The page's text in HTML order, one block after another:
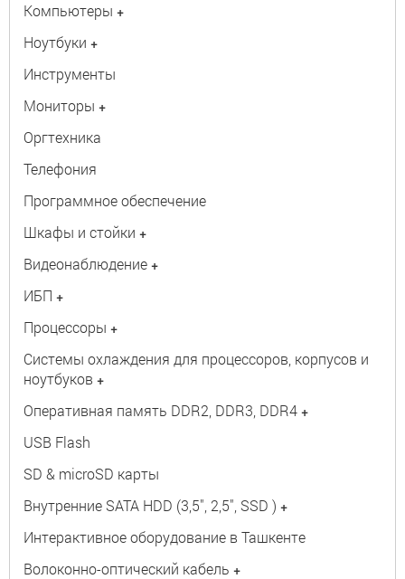
Компьютеры +
Ноутбуки +
Инструменты
Мониторы +
Оргтехника
Телефония
Программное обеспечение
Шкафы и стойки +
Видеонаблюдение +
ИБП +
Процессоры +
Системы охлаждения для процессоров, корпусов и
ноутбуков +
Оперативная память DDR2, DDR3, DDR4 +
USB Flash
SD & microSD карты
Внутренние SATA HDD (3,5", 2,5", SSD ) +
Интерактивное оборудование в Ташкенте
Волоконно-оптический кабель +